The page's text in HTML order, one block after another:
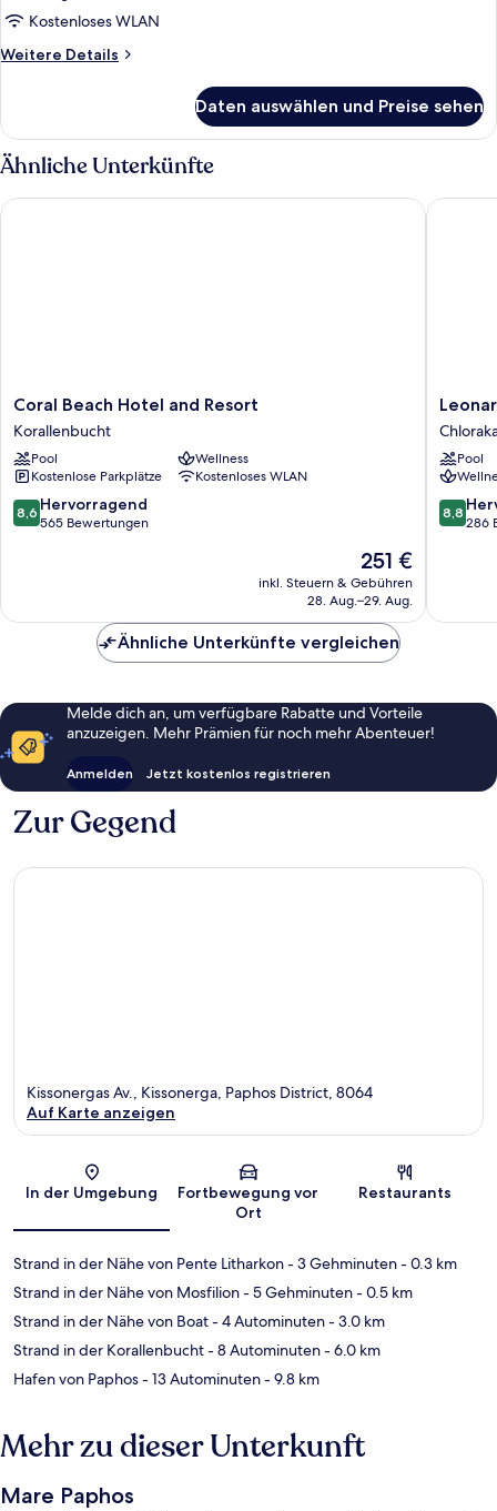
Inland
View
anzeigen
Kostenloses WLAN
Weitere Details
Weitere
Room
Inland
View
Daten auswählen und Preise sehen
Ähnliche Unterkünfte
Coral
Beach
Hotel
and
Resort
Korallenbucht
Coral Beach Hotel and Resort
Korallenbucht
Pool
Wellness
Kostenlose Parkplätze
Kostenloses WLAN
8.6
von
8,6 Hervorragend
565 Bewertungen
Der
Preis
beträgt
251 €
inkl. Steuern & Gebühren
28. Aug.–29. Aug.
Coral Beach Hotel and Resort
Laura
Beach
&
Splash
Resort
Pool
8.8
von
8,8
286
Ähnliche Unterkünfte vergleichen
Melde dich an, um verfügbare Rabatte und Vorteile
anzuzeigen. Mehr Prämien für noch mehr Abenteuer!
Anmelden Jetzt kostenlos registrieren
Zur Gegend
Karte
Kissonergas Av., Kissonerga, Paphos District, 8064
Auf Karte anzeigen
In der Umgebung
Fortbewegung vor
Ort
Restaurants
Strand in der Nähe von Pente Litharkon- 3 Gehminuten- 0.3 km
Strand in der Nähe von Mosfilion- 5 Gehminuten- 0.5 km
Strand in der Nähe von Boat- 4 Autominuten- 3.0 km
Strand in der Korallenbucht- 8 Autominuten- 6.0 km
Hafen von Paphos- 13 Autominuten- 9.8 km
Mehr zu dieser Unterkunft
Mare Paphos